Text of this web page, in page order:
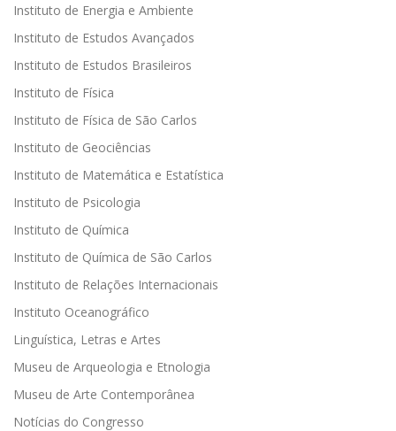
Instituto de Energia e Ambiente
Instituto de Estudos Avançados
Instituto de Estudos Brasileiros
Instituto de Física
Instituto de Física de São Carlos
Instituto de Geociências
Instituto de Matemática e Estatística
Instituto de Psicologia
Instituto de Química
Instituto de Química de São Carlos
Instituto de Relações Internacionais
Instituto Oceanográfico
Linguística, Letras e Artes
Museu de Arqueologia e Etnologia
Museu de Arte Contemporânea
Notícias do Congresso